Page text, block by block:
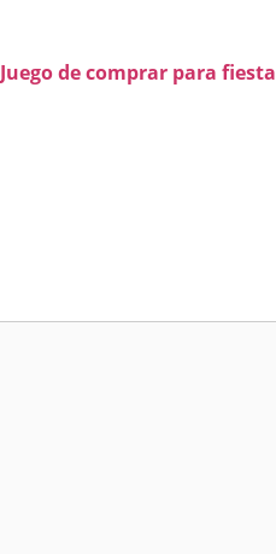
Juego de comprar para fiesta